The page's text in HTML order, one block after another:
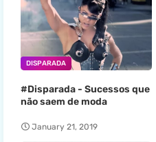
DISPARADA
#Disparada - Sucessos que
não saem de moda
January 21, 2019